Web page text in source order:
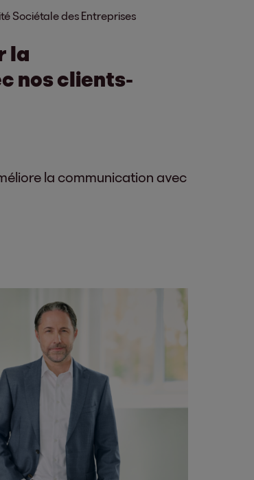
Sociétale des Entreprises
la
nos clients-
la communication avec